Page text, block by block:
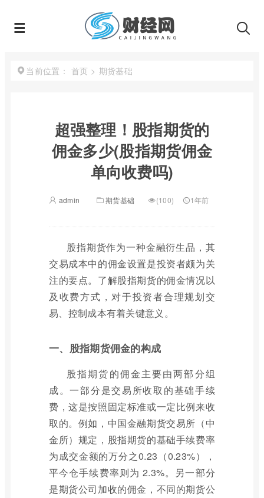
当前位置： 首页 > 期货基础
超强整理！股指期货的
佣金多少(股指期货佣金
单向收费吗)
admin 期货基础 (100) 1年前
股指期货作为一种金融衍生品，其
交易成本中的佣金设置是投资者颇为关
注的要点。了解股指期货的佣金情况以
及收费方式，对于投资者合理规划交
易、控制成本有着关键意义。
一、股指期货佣金的构成
股指期货的佣金主要由两部分组
成。一部分是交易所收取的基础手续
费，这是按照固定标准或一定比例来收
取的。例如，中国金融期货交易所（中
金所）规定，股指期货的基础手续费率
为成交金额的万分之0.23（0.23%），
平今仓手续费率则为 2.3%。另一部分
是期货公司加收的佣金，不同的期货公